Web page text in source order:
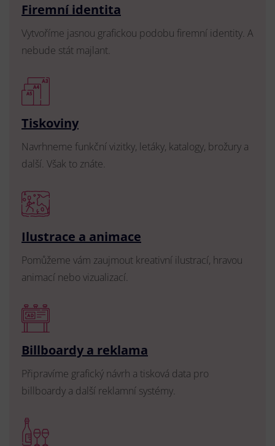
Firemní identita
Vytvoříme jasnou grafickou podobu firemní identity. A
nebude stát majlant.
Tiskoviny
Navrhneme funkční vizitky, letáky, katalogy, brožury a
další. Však to znáte.
Ilustrace a animace
Pomůžeme vám zaujmout kreativní ilustrací, hravou
animací nebo vizualizací.
Billboardy a reklama
Připravíme grafický návrh a tisková data pro
billboardy a další reklamní systémy.